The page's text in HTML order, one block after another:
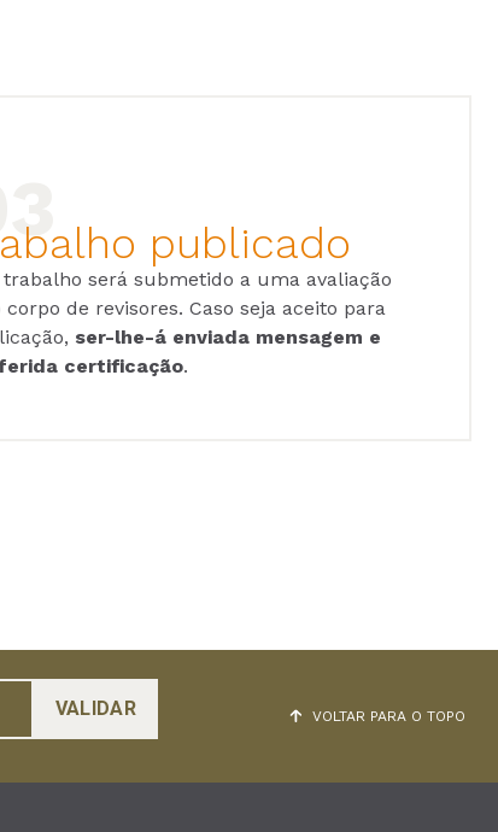
publicado
trabalho será submetido a uma avaliação
corpo de revisores. Caso seja aceito para
ser-lhe-á enviada mensagem e
certificação.
VOLTAR PARA O TOPO